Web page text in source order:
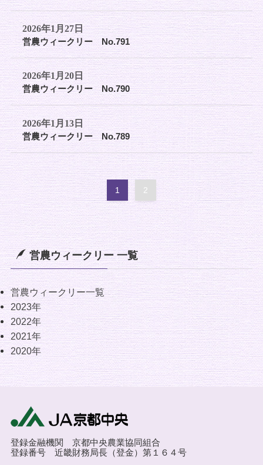
2026年1月27日
営農ウィークリー No.791
2026年1月20日
営農ウィークリー No.790
2026年1月13日
営農ウィークリー No.789
1 2
営農ウィークリー 一覧
営農ウィークリー一覧
2023年
2022年
2021年
2020年
登録金融機関 京都中央農業協同組合
登録番号 近畿財務局長（登金）第１６４号